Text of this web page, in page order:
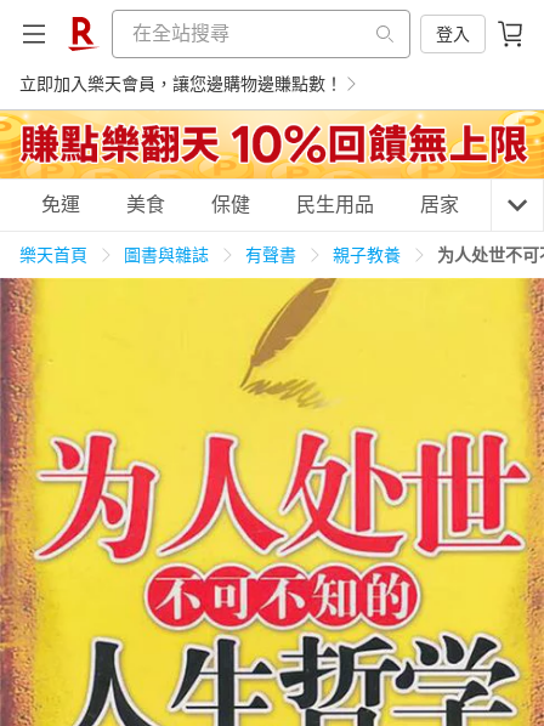
登入
立即加入樂天會員，讓您邊購物邊賺點數！
購物網分類
養生保健
居家生活 3C家電 運動休閒 親子玩具
女裝 男裝 化妝保養 情趣用品
電子/紙本書
HOT
免運 美食 保健 民生用品 居家 3C
樂天首頁 圖書與雜誌 有聲書 親子教養 为人处世不